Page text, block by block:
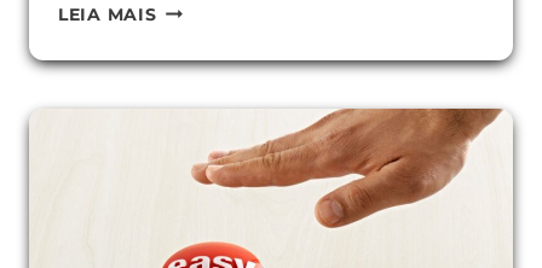
LEIA MAISCOMO
EFICIENTES
PARA
MAIS.